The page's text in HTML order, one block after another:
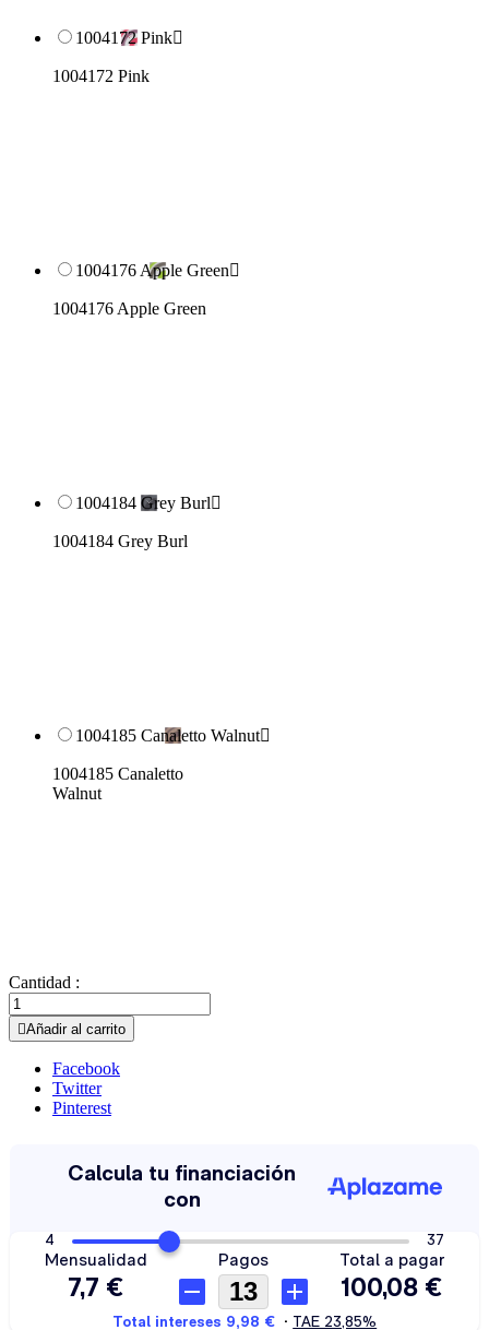
1004172 Pink
1004172 Pink
1004176 Apple Green
1004176 Apple Green
1004184 Grey Burl
1004184 Grey Burl
1004185 Canaletto Walnut
1004185 Canaletto
Walnut
Cantidad :
Añadir al carrito
Facebook
Twitter
Pinterest